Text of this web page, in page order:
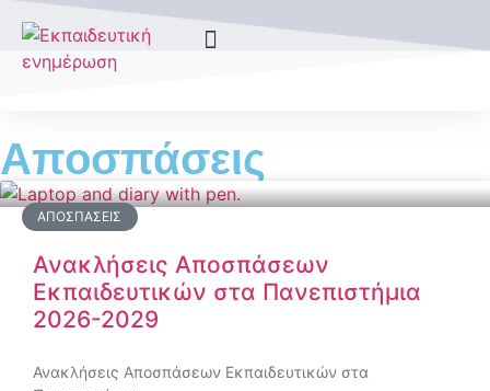
Αποσπάσεις
ΑΠΟΣΠΆΣΕΙΣ
Ανακλήσεις Αποσπάσεων
Εκπαιδευτικών στα Πανεπιστήμια
2026-2029
Ανακλήσεις Αποσπάσεων Εκπαιδευτικών στα